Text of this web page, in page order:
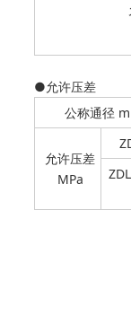
●允许压差
公称通径
允许压差
MPa